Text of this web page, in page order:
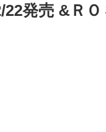
22発売 &Ｒ